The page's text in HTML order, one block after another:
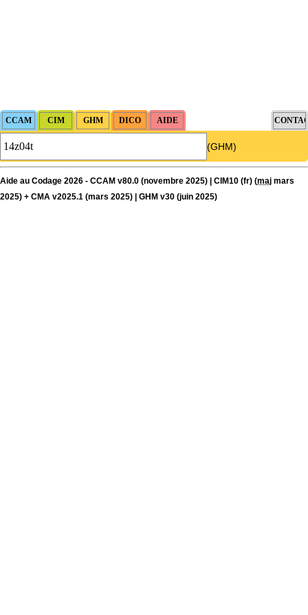
(GHM)
Aide au Codage 2026 - CCAM v80.0 (novembre 2025) | CIM10 (fr) (maj mars
2025) + CMA v2025.1 (mars 2025) | GHM v30 (juin 2025)